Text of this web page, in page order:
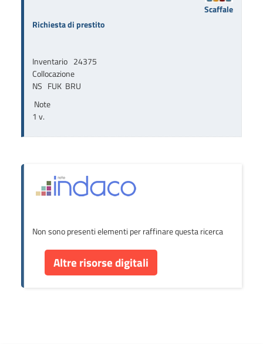
Richiesta di prestito
Inventario 24375
Collocazione
NS   FUK  BRU
Note
1 v.
Scaffale
Non sono presenti elementi per raffinare questa ricerca
Altre risorse digitali